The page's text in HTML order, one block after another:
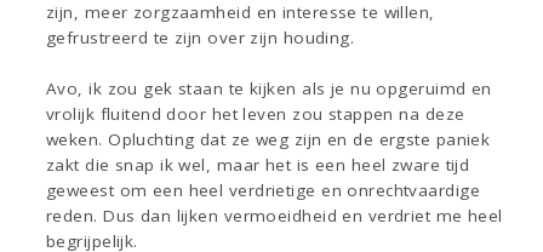
zijn, meer zorgzaamheid en interesse te willen,
gefrustreerd te zijn over zijn houding.
Avo, ik zou gek staan te kijken als je nu opgeruimd en
vrolijk fluitend door het leven zou stappen na deze
weken. Opluchting dat ze weg zijn en de ergste paniek
zakt die snap ik wel, maar het is een heel zware tijd
geweest om een heel verdrietige en onrechtvaardige
reden. Dus dan lijken vermoeidheid en verdriet me heel
begrijpelijk.